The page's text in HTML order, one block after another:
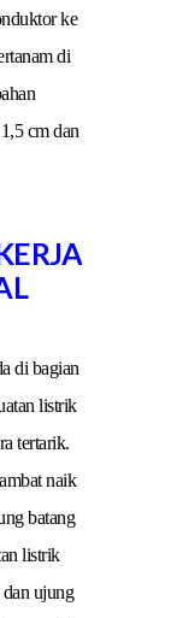
ke
di
cm dan
di bagian
listrik
tertarik.
naik
batang
listrik
dan ujung